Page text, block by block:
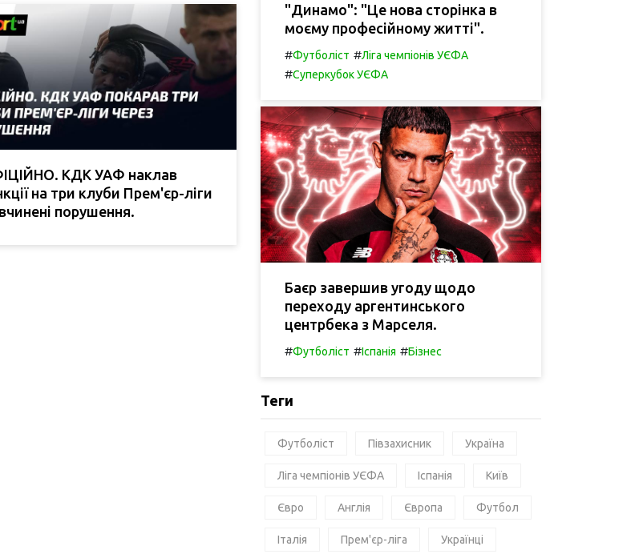
КДК УАФ наклав
на три клуби Прем'єр-ліги
порушення.
"Динамо": "Це нова сторінка в
моєму професійному житті".
#Футболіст #Ліга чемпіонів УЄФА
#Суперкубок УЄФА
Баєр завершив угоду щодо
переходу аргентинського
центрбека з Марселя.
#Футболіст #Іспанія #Бізнес
Теги
Футболіст Півзахисник Україна
Ліга чемпіонів УЄФА Іспанія Київ
Євро Англія Європа Футбол
Італія Прем'єр-ліга Українці